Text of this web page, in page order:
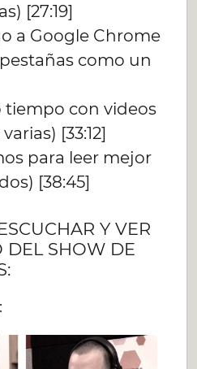
[27:19]
a Google Chrome
como un
con videos
[33:12]
para leer mejor
[38:45]
Y VER
DEL SHOW DE